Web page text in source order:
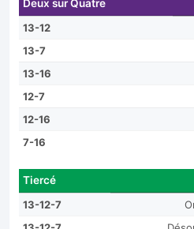
Deux sur Quatre
13-12
13-7
13-16
12-7
12-16
7-16
Tiercé
13-12-7